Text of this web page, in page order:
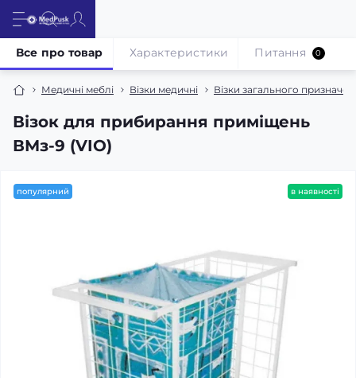
Медичні меблі Візки медичні Візки загального
Візок для прибирання приміщень
ВМз-9 (VIO)
Все про товар Характеристики Питання 0
популярний в наявності